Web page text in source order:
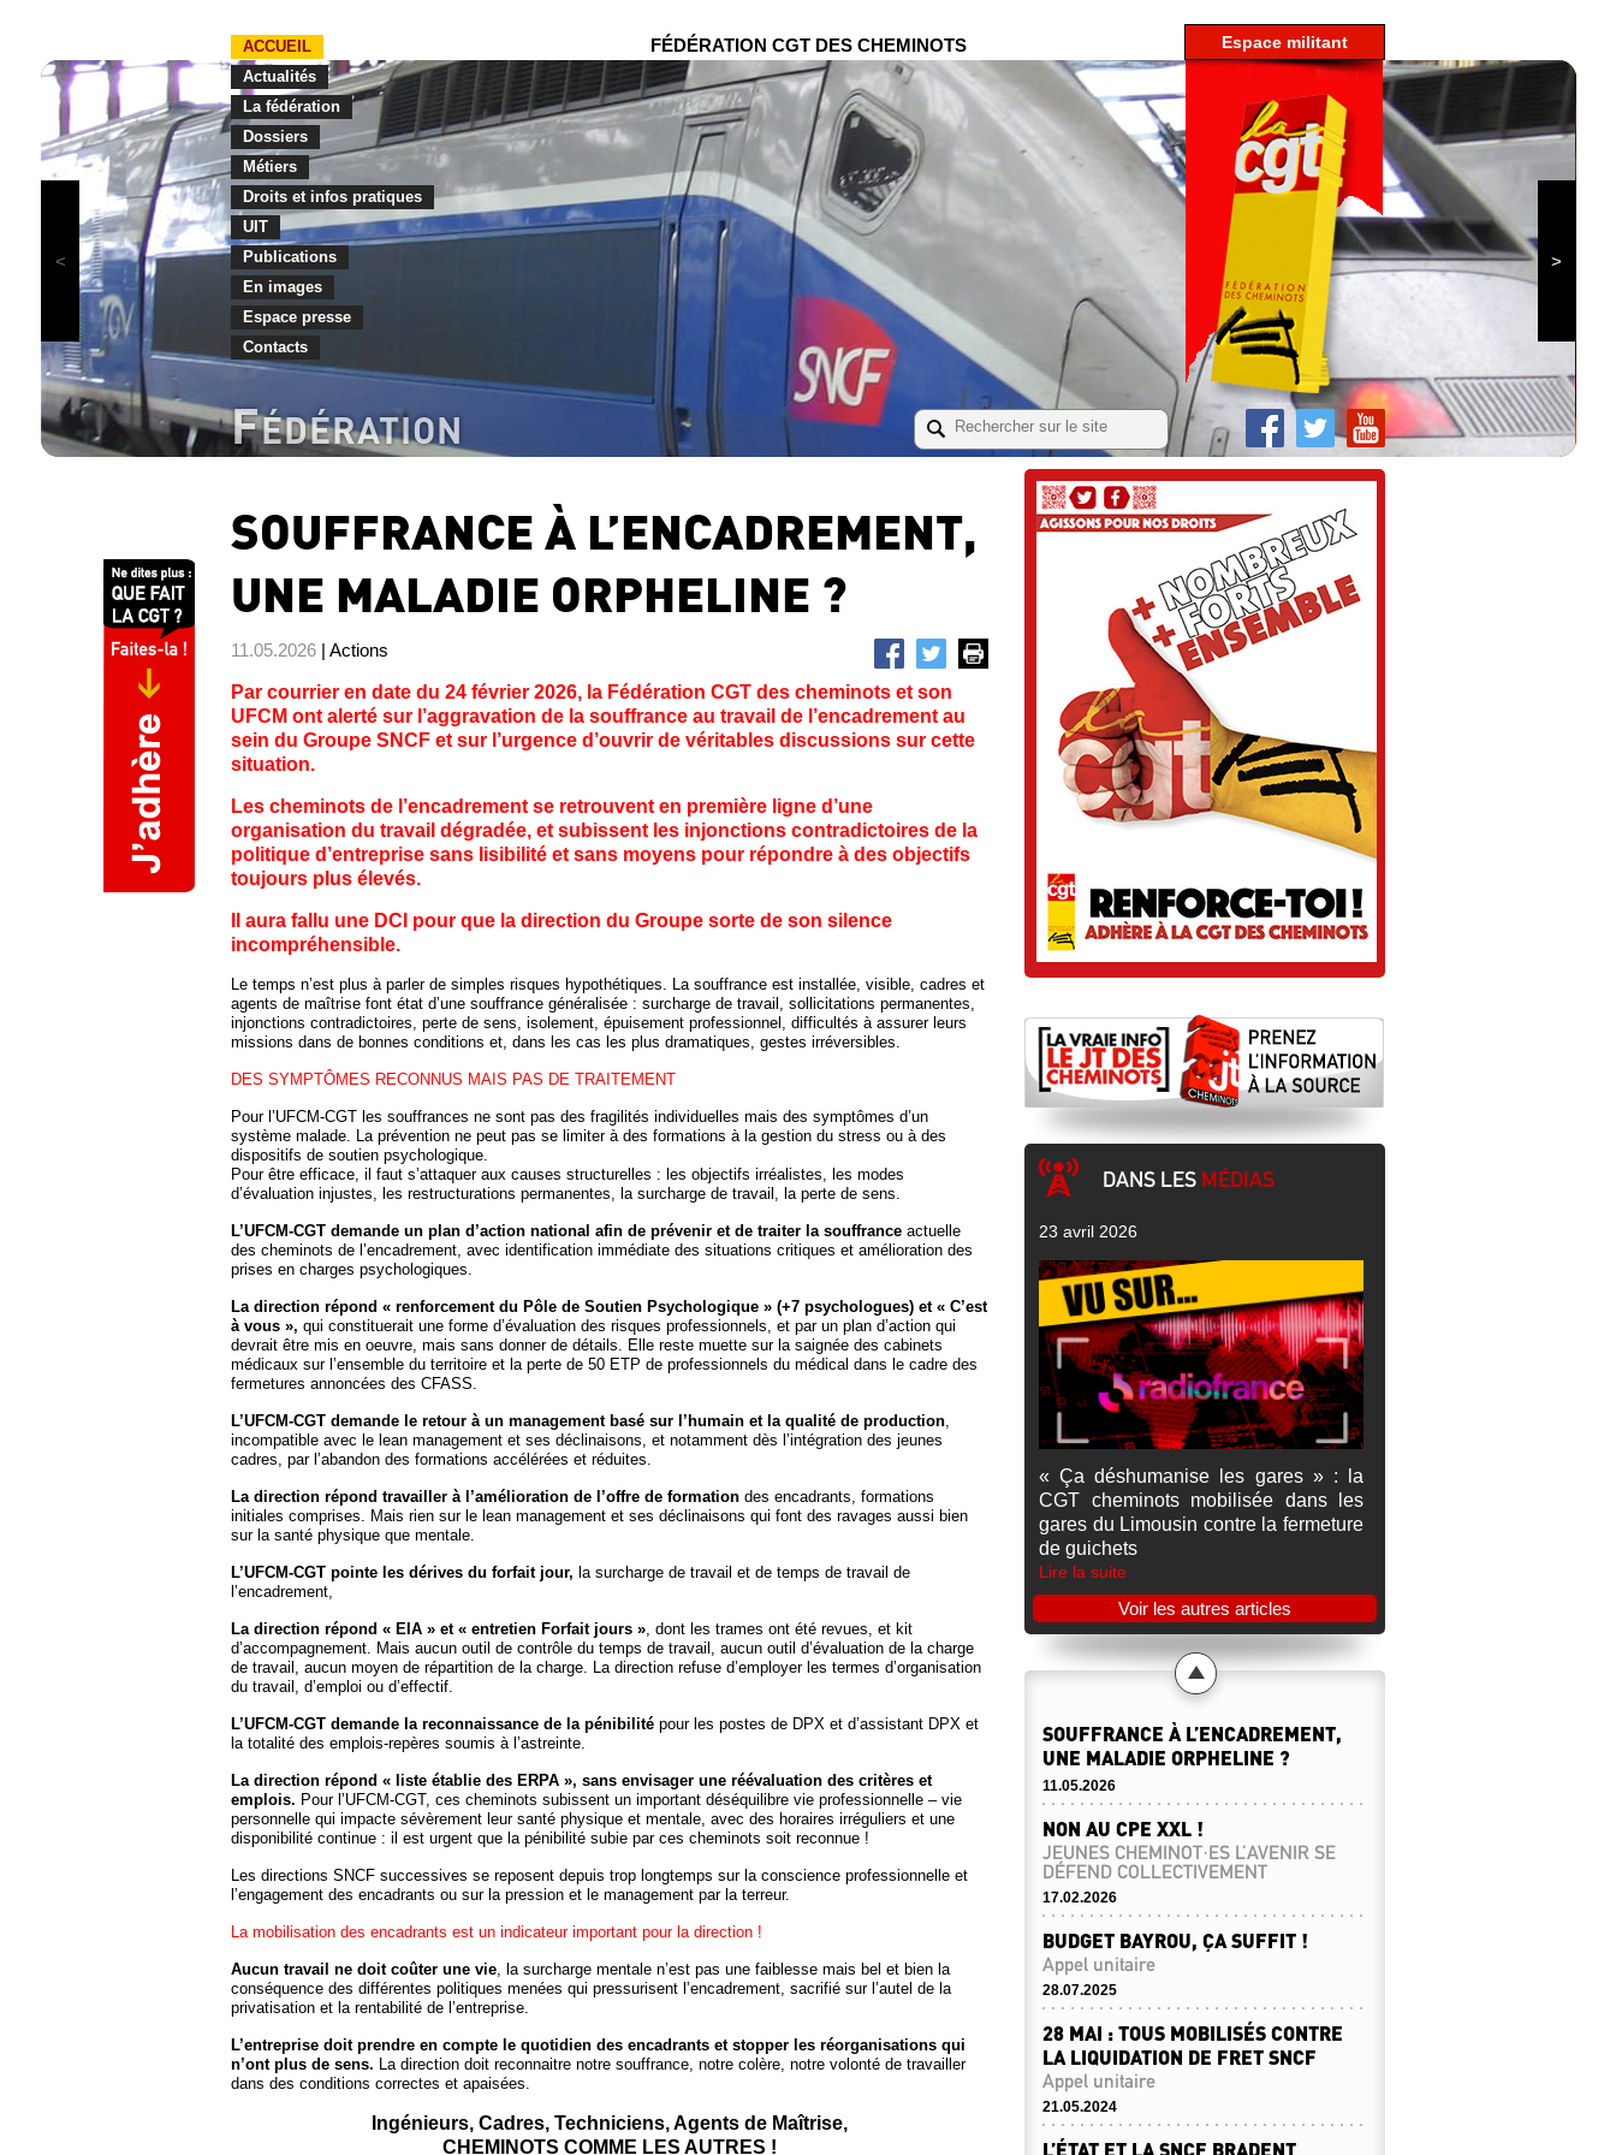
FÉDÉRATION CGT DES CHEMINOTS
ACCUEIL
Actualités
La fédération
Dossiers
Métiers
Droits et infos pratiques
UIT
Publications
En images
Espace presse
Contacts
espace militant
FÉDÉRATION
SOUFFRANCE À L’ENCADREMENT,
UNE MALADIE ORPHELINE ?
11.05.2026 | Actions
Par courrier en date du 24 février 2026, la Fédération CGT des cheminots et son
UFCM ont alerté sur l’aggravation de la souffrance au travail de l’encadrement au
sein du Groupe SNCF et sur l’urgence d’ouvrir de véritables discussions sur cette
situation.
Les cheminots de l’encadrement se retrouvent en première ligne d’une
organisation du travail dégradée, et subissent les injonctions contradictoires de la
politique d’entreprise sans lisibilité et sans moyens pour répondre à des objectifs
toujours plus élevés.
Il aura fallu une DCI pour que la direction du Groupe sorte de son silence
incompréhensible.
Le temps n’est plus à parler de simples risques hypothétiques. La souffrance est installée, visible, cadres et
agents de maîtrise font état d’une souffrance généralisée : surcharge de travail, sollicitations permanentes,
injonctions contradictoires, perte de sens, isolement, épuisement professionnel, difficultés à assurer leurs
missions dans de bonnes conditions et, dans les cas les plus dramatiques, gestes irréversibles.
DES SYMPTÔMES RECONNUS MAIS PAS DE TRAITEMENT
Pour l’UFCM-CGT les souffrances ne sont pas des fragilités individuelles mais des symptômes d’un
système malade. La prévention ne peut pas se limiter à des formations à la gestion du stress ou à des
dispositifs de soutien psychologique.
Pour être efficace, il faut s’attaquer aux causes structurelles : les objectifs irréalistes, les modes
d’évaluation injustes, les restructurations permanentes, la surcharge de travail, la perte de sens.
L’UFCM-CGT demande un plan d’action national afin de prévenir et de traiter la souffrance actuelle
des cheminots de l’encadrement, avec identification immédiate des situations critiques et amélioration des
prises en charges psychologiques.
La direction répond « renforcement du Pôle de Soutien Psychologique » (+7 psychologues) et « C’est
à vous », qui constituerait une forme d’évaluation des risques professionnels, et par un plan d’action qui
devrait être mis en oeuvre, mais sans donner de détails. Elle reste muette sur la saignée des cabinets
médicaux sur l’ensemble du territoire et la perte de 50 ETP de professionnels du médical dans le cadre des
fermetures annoncées des CFASS.
L’UFCM-CGT demande le retour à un management basé sur l’humain et la qualité de production,
incompatible avec le lean management et ses déclinaisons, et notamment dès l’intégration des jeunes
cadres, par l’abandon des formations accélérées et réduites.
La direction répond travailler à l’amélioration de l’offre de formation des encadrants, formations
initiales comprises. Mais rien sur le lean management et ses déclinaisons qui font des ravages aussi bien
sur la santé physique que mentale.
L’UFCM-CGT pointe les dérives du forfait jour, la surcharge de travail et de temps de travail de
l’encadrement,
La direction répond « EIA » et « entretien Forfait jours », dont les trames ont été revues, et kit
d’accompagnement. Mais aucun outil de contrôle du temps de travail, aucun outil d’évaluation de la charge
de travail, aucun moyen de répartition de la charge. La direction refuse d’employer les termes d’organisation
du travail, d’emploi ou d’effectif.
L’UFCM-CGT demande la reconnaissance de la pénibilité pour les postes de DPX et d’assistant DPX et
la totalité des emplois-repères soumis à l’astreinte.
La direction répond « liste établie des ERPA », sans envisager une réévaluation des critères et
emplois. Pour l’UFCM-CGT, ces cheminots subissent un important déséquilibre vie professionnelle – vie
personnelle qui impacte sévèrement leur santé physique et mentale, avec des horaires irréguliers et une
disponibilité continue : il est urgent que la pénibilité subie par ces cheminots soit reconnue !
Les directions SNCF successives se reposent depuis trop longtemps sur la conscience professionnelle et
l’engagement des encadrants ou sur la pression et le management par la terreur.
La mobilisation des encadrants est un indicateur important pour la direction !
Aucun travail ne doit coûter une vie, la surcharge mentale n’est pas une faiblesse mais bel et bien la
conséquence des différentes politiques menées qui pressurisent l’encadrement, sacrifié sur l’autel de la
privatisation et la rentabilité de l’entreprise.
L’entreprise doit prendre en compte le quotidien des encadrants et stopper les réorganisations qui
n’ont plus de sens. La direction doit reconnaitre notre souffrance, notre colère, notre volonté de travailler
dans des conditions correctes et apaisées.
Ingénieurs, Cadres, Techniciens, Agents de Maîtrise,
CHEMINOTS COMME LES AUTRES !
DANS LES MÉDIAS
23 avril 2026
« Ça déshumanise les gares » : la
CGT cheminots mobilisée dans les
gares du Limousin contre la fermeture
de guichets
Lire la suite
Voir les autres articles
SOUFFRANCE À L’ENCADREMENT,
UNE MALADIE ORPHELINE ?
11.05.2026
NON AU CPE XXL !
JEUNES CHEMINOT·ES L’AVENIR SE
DÉFEND COLLECTIVEMENT
17.02.2026
BUDGET BAYROU, ÇA SUFFIT !
Appel unitaire
28.07.2025
28 MAI : TOUS MOBILISÉS CONTRE
LA LIQUIDATION DE FRET SNCF
Appel unitaire
21.05.2024
L’ÉTAT ET LA SNCF BRADENT